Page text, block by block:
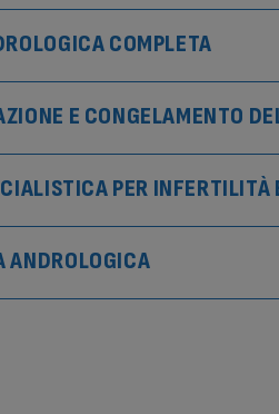
COMPLETA
E CONGELAMENTO
PER INFERTILITÀ
ANDROLOGICA